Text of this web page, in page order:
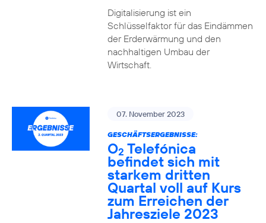
Digitalisierung ist ein
Schlüsselfaktor für das Eindämmen
der Erderwärmung und den
nachhaltigen Umbau der
Wirtschaft.
07. November 2023
GESCHÄFTSERGEBNISSE:
O2 Telefónica
befindet sich mit
starkem dritten
Quartal voll auf Kurs
zum Erreichen der
Jahresziele 2023